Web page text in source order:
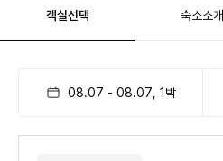
객실선택 숙소소개
08.07 - 08.07 1 박